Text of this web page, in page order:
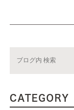
CATEGORY